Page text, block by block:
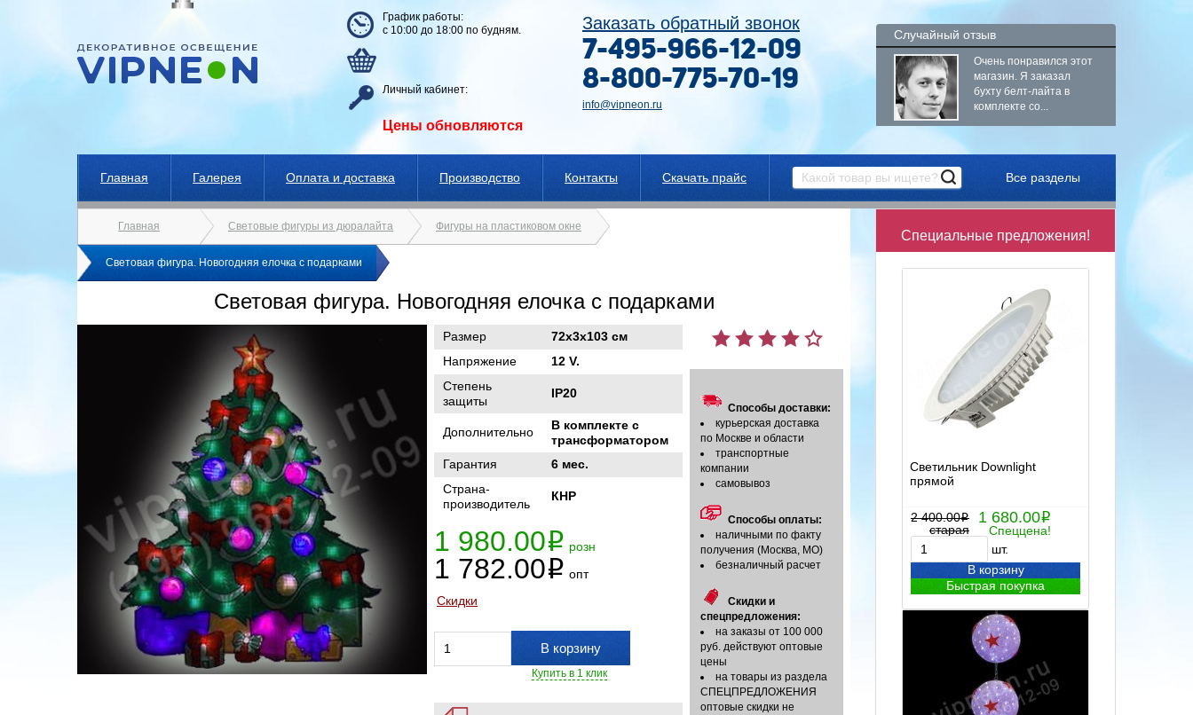
График работы:
с 10:00 до 18:00 по будням.
Личный кабинет:
Цены обновляются
Заказать обратный звонок
7-495-966-12-09
8-800-775-70-19
info@vipneon.ru
Случайный отзыв
Очень понравился этот
магазин. Я заказал
бухту белт-лайта в
комплекте со...
Главная Галерея Оплата и доставка Производство Контакты Скачать прайс Все разделы
Специальные предложения!
Светильник Downlight
прямой
2 400.00i
старая
1 680.00i
Спеццена!
шт.
В корзину
Быстрая покупка
Главная Световые фигуры из дюралайта Фигуры на пластиковом окне
Световая фигура. Новогодняя елочка с подарками
Световая фигура. Новогодняя елочка с подарками
Размер
72х3х103 см
Напряжение
12 V.
Степень
защиты
IP20
Дополнительно
В комплекте с
трансформатором
Гарантия
6 мес.
Страна-
производитель
КНР
1 980.00i розн
1 782.00i опт
Скидки
В корзину
Купить в 1 клик
Способы доставки:
курьерская доставка
по Москве и области
транспортные
компании
самовывоз
Способы оплаты:
наличными по факту
получения (Москва, МО)
безналичный расчет
Скидки и
спецпредложения:
на заказы от 100 000
руб. действуют оптовые
цены
на товары из раздела
СПЕЦПРЕДЛОЖЕНИЯ
оптовые скидки не